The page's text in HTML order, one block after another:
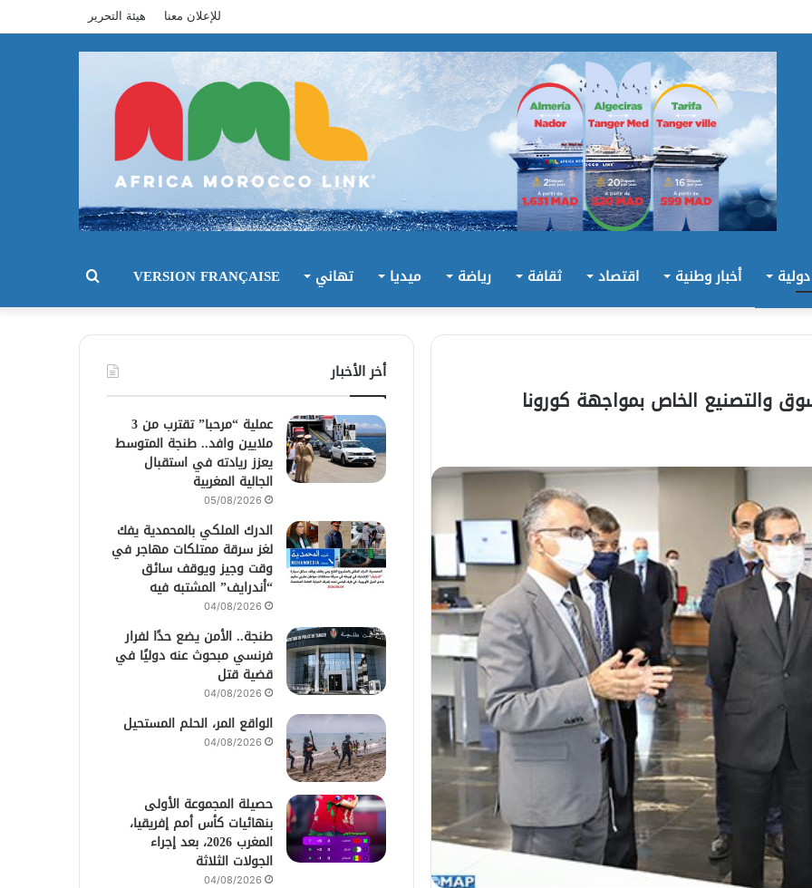
للإعلان معنا هيئة التحرير
أخبار وطنية اقتصاد ثقافة رياضة ميديا تهاني VERSION FRANÇAISE بحث
والتصنيع الخاص بمواجهة كورونا
أخر الأخبار
عملية “مرحبا” تقترب من 3
ملايين وافد.. طنجة المتوسط
يعزز ريادته في استقبال
الجالية المغربية
05/08/2026
الدرك الملكي بالمحمدية يفك
لغز سرقة ممتلكات مهاجر في
وقت وجيز ويوقف سائق
“أندرايف” المشتبه فيه
04/08/2026
طنجة.. الأمن يضع حدًا لفرار
فرنسي مبحوث عنه دوليًا في
قضية قتل
04/08/2026
الواقع المر، الحلم المستحيل
04/08/2026
حصيلة المجموعة الأولى
بنهائيات كأس أمم إفريقيا،
المغرب 2026، بعد إجراء
الجولات الثلاثة
04/08/2026